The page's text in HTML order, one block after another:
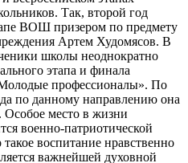
Так, второй год
ВОШ призером по предмету
Артем Худомясов. В
школы неоднократно
этапа и финала
профессионалы». По
по данному направлению она
место в жизни
военно-патриотической
воспитание нравственно
важнейшей духовной